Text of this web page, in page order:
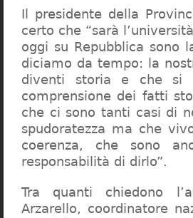
Il presidente della
certo che “sarà
oggi su Repubblica sono
diciamo da tempo: la
diventi storia e che si
comprensione dei fatti
che ci sono tanti casi di
spudoratezza ma che
coerenza, che sono
responsabilità di dirlo”.
Tra quanti chiedono
Arzarello, coordinatore